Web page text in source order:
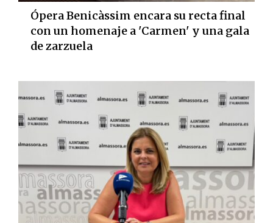
Ópera Benicàssim encara su recta final
con un homenaje a 'Carmen' y una gala
de zarzuela